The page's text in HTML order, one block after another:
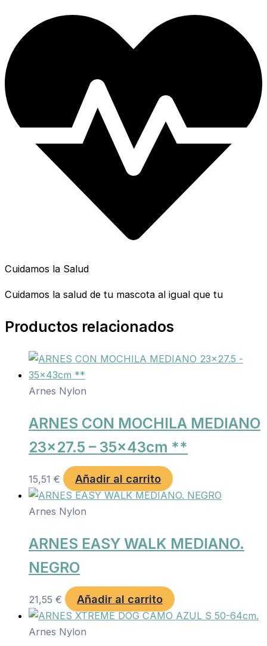
Cuidamos la Salud
Cuidamos la salud de tu mascota al igual que tu
Productos relacionados
Arnes Nylon
ARNES CON MOCHILA MEDIANO
23×27.5 – 35x43cm **
15,51 € Añadir al carrito
Arnes Nylon
ARNES EASY WALK MEDIANO.
NEGRO
21,55 € Añadir al carrito
Arnes Nylon